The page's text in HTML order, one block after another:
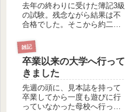
去年の終わりに受けた簿記3級
の試験。残念ながら結果は不
合格でした。そこから約二か
記3級の試験を受けてきまし
た。果たして結果は… 前回
は、あと3問ほど正解していれ
ば合格していたんじゃないか
な、といった結果でした。
そ...
雑記
卒業以来の大学へ行って
きました
先週の頭に、見本誌を持って
卒業してから一度も遊びに行
っていなかった母校へ行って